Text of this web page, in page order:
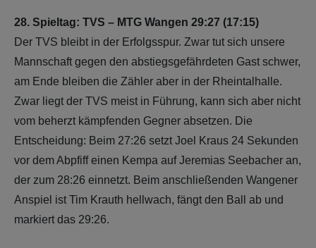
28. Spieltag: TVS – MTG Wangen 29:27 (17:15)
Der TVS bleibt in der Erfolgsspur. Zwar tut sich unsere
Mannschaft gegen den abstiegsgefährdeten Gast schwer,
am Ende bleiben die Zähler aber in der Rheintalhalle.
Zwar liegt der TVS meist in Führung, kann sich aber nicht
vom beherzt kämpfenden Gegner absetzen. Die
Entscheidung: Beim 27:26 setzt Joel Kraus 24 Sekunden
vor dem Abpfiff einen Kempa auf Jeremias Seebacher an,
der zum 28:26 einnetzt. Beim anschließenden Wangener
Anspiel ist Tim Krauth hellwach, fängt den Ball ab und
markiert das 29:26.